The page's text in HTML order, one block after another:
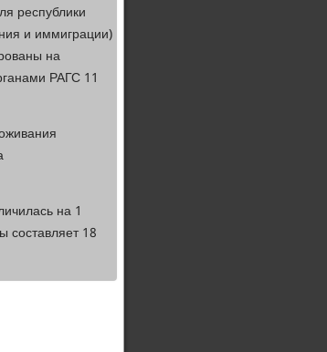
республики
и иммиграции)
на
РАГС 11
на 1
составляет 18